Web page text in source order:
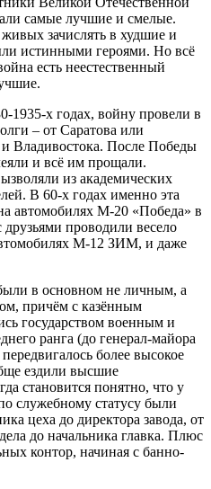
самые лучшие и смелые.
зачислять в худшие и
истинными героями. Но всё
есть неестественный
1935-х годах, войну провели в
– от Саратова или
Владивостока. После Победы
и всё им прощали.
из академических
В 60-х годах именно эта
автомобилях М-20 «Победа» в
проводили весело
М-12 ЗИМ, и даже
в основном не личным, а
причём с казённым
государством военным и
ранга (до генерал-майора
более высокое
ездили высшие
становится понятно, что у
служебному статусу были
цеха до директора завода, от
до начальника главка. Плюс
контор, начиная с банно-